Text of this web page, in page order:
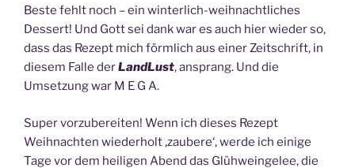
Beste fehlt noch – ein winterlich-weihnachtliches
Dessert! Und Gott sei dank war es auch hier wieder so,
dass das Rezept mich förmlich aus einer Zeitschrift, in
diesem Falle derLandLust, ansprang. Und die
Umsetzung war M E G A.
Super vorzubereiten! Wenn ich dieses Rezept
Weihnachten wiederholt ‚zaubere‘, werde ich einige
Tage vor dem heiligen Abend das Glühweingelee, die